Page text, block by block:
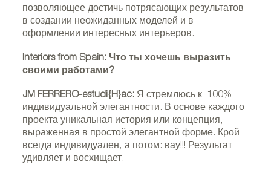
позволяющее достичь потрясающих результатов
в создании неожиданных моделей и в
оформлении интересных интерьеров.
Interiors from Spain: Что ты хочешь выразить
своими работами?
JM FERRERO-estudi{H}ac: Я стремлюсь к 100%
индивидуальной элегантности. В основе каждого
проекта уникальная история или концепция,
выраженная в простой элегантной форме. Крой
всегда индивидуален, а потом: вау!!! Результат
удивляет и восхищает.